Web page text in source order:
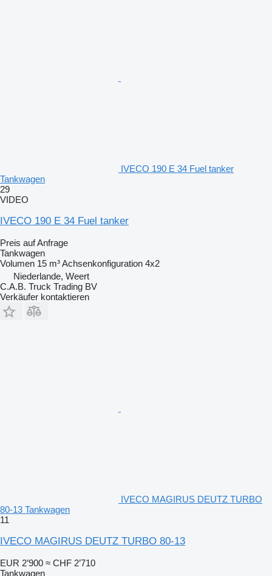
IVECO 190 E 34 Fuel tanker
Tankwagen
29
VIDEO
IVECO 190 E 34 Fuel tanker
Preis auf Anfrage
Tankwagen
Volumen 15 m³Achsenkonfiguration 4x2
Niederlande, Weert
C.A.B. Truck Trading BV
Verkäufer kontaktieren
IVECO MAGIRUS DEUTZ TURBO
80-13 Tankwagen
11
IVECO MAGIRUS DEUTZ TURBO 80-13
EUR 2’900 ≈ CHF 2’710
Tankwagen